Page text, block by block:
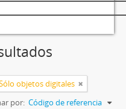
objetos digitales
por: Código de referencia